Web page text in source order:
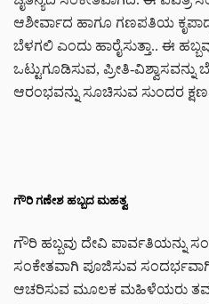
ಆಶೀರ್ವಾದ ಹಾಗೂ ಗಣಪತಿಯ
ಬೆಳಗಲಿ ಎಂದು ಹಾರೈಸುತ್ತಾ.. ಈ
ಒಟ್ಟುಗೂಡಿಸುವ, ಪ್ರೀತಿ-
ಆರಂಭವನ್ನು ಸೂಚಿಸುವ ಸುಂದರ
ಗೌರಿ ಗಣೇಶ ಹಬ್ಬದ ಮಹತ್ವ
ಗೌರಿ ಹಬ್ಬವು ದೇವಿ ಪಾರ್ವತಿಯನ್ನು
ಸಂಕೇತವಾಗಿ ಪೂಜಿಸುವ
ಆಚರಿಸುವ ಮೂಲಕ ಮಹಿಳೆಯರು